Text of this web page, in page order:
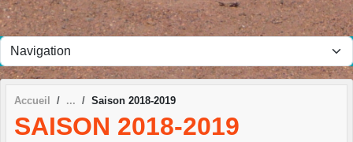
Accueil Saison 2018-2019
SAISON 2018-2019